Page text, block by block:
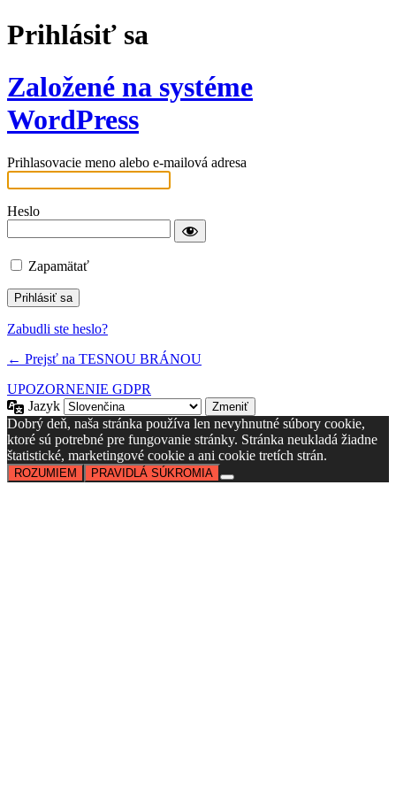
Prihlásiť sa
Založené na systéme
WordPress
Prihlasovacie meno alebo e-mailová adresa
Heslo
Zapamätať
Zabudli ste heslo?
← Prejsť na TESNOU BRÁNOU
UPOZORNENIE GDPR
Jazyk
Dobrý deň, naša stránka používa len nevyhnutné súbory cookie,
ktoré sú potrebné pre fungovanie stránky. Stránka neukladá žiadne
štatistické, marketingové cookie a ani cookie tretích strán.
ROZUMIEM PRAVIDLÁ SÚKROMIA